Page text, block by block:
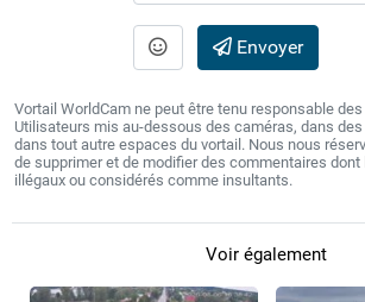
Envoyer
Vortail WorldCam ne peut être tenu responsable
Utilisateurs mis au-dessous des caméras, dans
dans tout autre espaces du vortail. Nous nous
de supprimer et de modifier des commentaires
illégaux ou considérés comme insultants.
Voir également